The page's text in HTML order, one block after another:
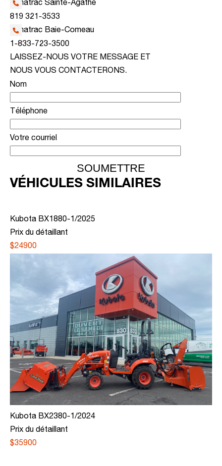
Kanatrac Sainte-Agathe
819 321-3533
Kanatrac Baie-Comeau
1-833-723-3500
LAISSEZ-NOUS VOTRE MESSAGE ET
NOUS VOUS CONTACTERONS.
Nom
Téléphone
Votre courriel
VÉHICULES SIMILAIRES
Kubota BX1880-1/2025
Prix du détaillant
$24900
Kubota BX2380-1/2024
Prix du détaillant
$35900